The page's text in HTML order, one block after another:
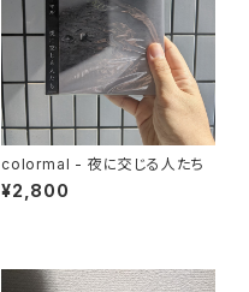
colormal - 夜に交じる人たち
¥2,800